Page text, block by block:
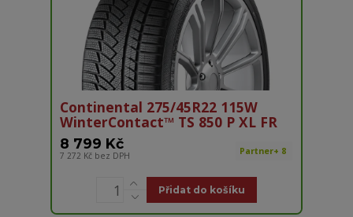
Continental 275/45R22 115W
WinterContact™ TS 850 P XL FR
8 799 Kč
7 272 Kč bez DPH Partner+ 8
Přidat do košíku